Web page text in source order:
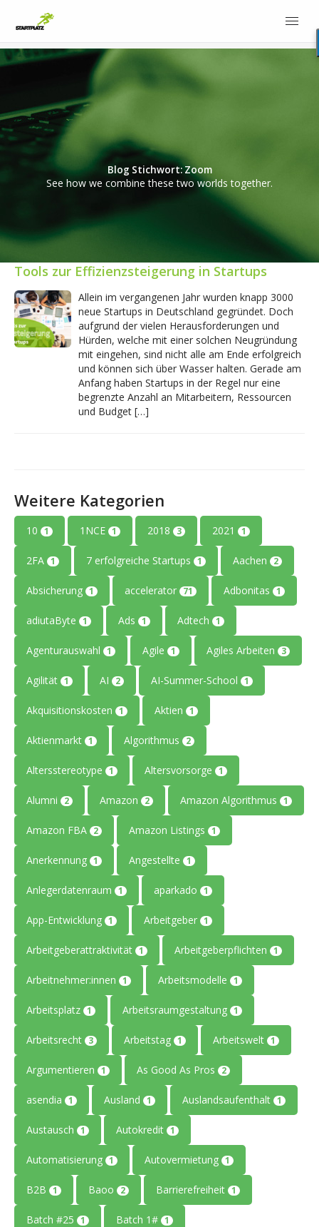
Blog Stichwort: Zoom
See how we combine these two worlds together.
Tools zur Effizienzsteigerung in Startups
Allein im vergangenen Jahr wurden knapp 3000
neue Startups in Deutschland gegründet. Doch
aufgrund der vielen Herausforderungen und
Hürden, welche mit einer solchen Neugründung
mit eingehen, sind nicht alle am Ende erfolgreich
und können sich über Wasser halten. Gerade am
Anfang haben Startups in der Regel nur eine
begrenzte Anzahl an Mitarbeitern, Ressourcen
und Budget […]
Weitere Kategorien
10 1 1NCE 1 2018 3 2021 1
2FA 1 7 erfolgreiche Startups 1 Aachen 2
Absicherung 1 accelerator 71 Adbonitas 1
adiutaByte 1 Ads 1 Adtech 1
Agenturauswahl 1 Agile 1 Agiles Arbeiten 3
Agilität 1 AI 2 AI-Summer-School 1
Akquisitionskosten 1 Aktien 1
Aktienmarkt 1 Algorithmus 2
Altersstereotype 1 Altersvorsorge 1
Alumni 2 Amazon 2 Amazon Algorithmus 1
Amazon FBA 2 Amazon Listings 1
Anerkennung 1 Angestellte 1
Anlegerdatenraum 1 aparkado 1
App-Entwicklung 1 Arbeitgeber 1
Arbeitgeberattraktivität 1 Arbeitgeberpflichten 1
Arbeitnehmer:innen 1 Arbeitsmodelle 1
Arbeitsplatz 1 Arbeitsraumgestaltung 1
Arbeitsrecht 3 Arbeitstag 1 Arbeitswelt 1
Argumentieren 1 As Good As Pros 2
asendia 1 Ausland 1 Auslandsaufenthalt 1
Austausch 1 Autokredit 1
Automatisierung 1 Autovermietung 1
B2B 1 Baoo 2 Barrierefreiheit 1
Batch #25 1 Batch 1# 1